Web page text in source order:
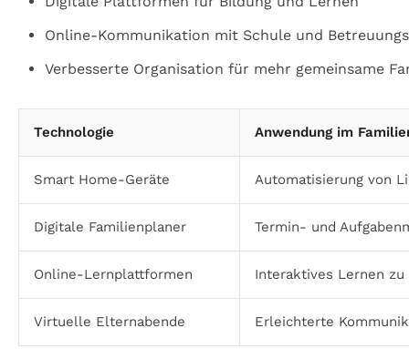
Online-Kommunikation mit Schule und
Verbesserte Organisation für mehr gemeinsame
Technologie Anwendung im
Smart Home-Geräte Automatisierung von
Digitale Familienplaner Termin- und
Online-Lernplattformen Interaktives Lernen zu
Virtuelle Elternabende Erleichterte